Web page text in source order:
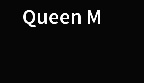
Queen M